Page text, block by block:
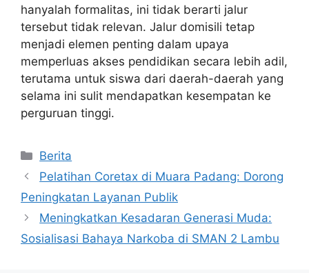
hanyalah formalitas, ini tidak berarti jalur
tersebut tidak relevan. Jalur domisili tetap
menjadi elemen penting dalam upaya
memperluas akses pendidikan secara lebih adil,
terutama untuk siswa dari daerah-daerah yang
selama ini sulit mendapatkan kesempatan ke
perguruan tinggi.
Kategori
Berita
Pelatihan Coretax di Muara Padang: Dorong
Peningkatan Layanan Publik
Meningkatkan Kesadaran Generasi Muda:
Sosialisasi Bahaya Narkoba di SMAN 2 Lambu